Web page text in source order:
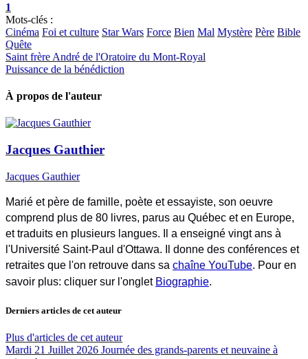
1
Mots-clés :
Cinéma Foi et culture Star Wars Force Bien Mal Mystère Père Bible
Quête
Saint frère André de l'Oratoire du Mont-Royal
Puissance de la bénédiction
À propos de l'auteur
Jacques Gauthier
Jacques Gauthier
Marié et père de famille, poète et essayiste, son oeuvre
comprend plus de 80 livres, parus au Québec et en Europe,
et traduits en plusieurs langues. Il a enseigné vingt ans à
l'Université Saint-Paul d'Ottawa. Il donne des conférences et
retraites que l'on retrouve dans sa chaîne YouTube. Pour en
savoir plus: cliquer sur l'onglet Biographie.
Derniers articles de cet auteur
Plus d'articles de cet auteur
Mardi 21 Juillet 2026 Journée des grands-parents et neuvaine à